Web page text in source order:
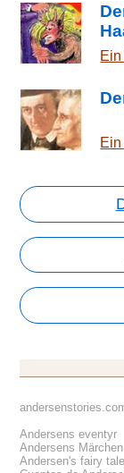
Andersens eventyr
Andersens Märchen
Andersen's fairy